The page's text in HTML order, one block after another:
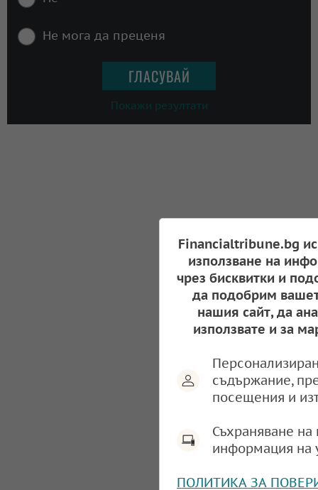
Не мога да преценя
Покажи резултати
Financialtribune.bg
използване на
чрез бисквитки и
да подобрим
нашия сайт, да
използвате и за
съдържание,
посещения и
Съхраняване
информация на
ПОЛИТИКА ЗА